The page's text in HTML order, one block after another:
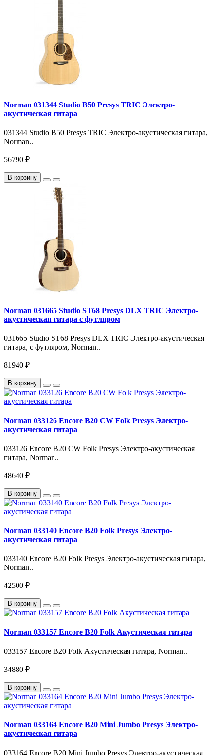
Norman 031344 Studio B50 Presys TRIC Электро-
акустическая гитара
031344 Studio B50 Presys TRIC Электро-акустическая гитара,
Norman..
56790 ₽
В корзину
Norman 031665 Studio ST68 Presys DLX TRIC Электро-
акустическая гитара с футляром
031665 Studio ST68 Presys DLX TRIC Электро-акустическая
гитара, с футляром, Norman..
81940 ₽
В корзину
Norman 033126 Encore B20 CW Folk Presys Электро-
акустическая гитара
033126 Encore B20 CW Folk Presys Электро-акустическая
гитара, Norman..
48640 ₽
В корзину
Norman 033140 Encore B20 Folk Presys Электро-
акустическая гитара
033140 Encore B20 Folk Presys Электро-акустическая гитара,
Norman..
42500 ₽
В корзину
Norman 033157 Encore B20 Folk Акустическая гитара
033157 Encore B20 Folk Акустическая гитара, Norman..
34880 ₽
В корзину
Norman 033164 Encore B20 Mini Jumbo Presys Электро-
акустическая гитара
033164 Encore B20 Mini Jumbo Presys Электро-акустическая